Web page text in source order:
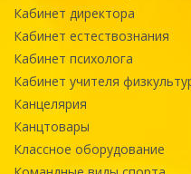
Кабинет директора
Кабинет естествознания
Кабинет психолога
Кабинет учителя
Канцелярия
Канцтовары
Классное оборудование